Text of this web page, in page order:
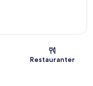
Restauranter